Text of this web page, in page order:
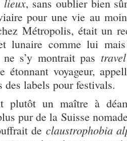
lieux, sans oublier bien
pour une vie au
Métropolis, était un
lunaire comme lui mais
s’y montrait pas
étonnant voyageur,
des labels pour festivals.
plutôt un maître à
pur de la Suisse
de claustrophobia